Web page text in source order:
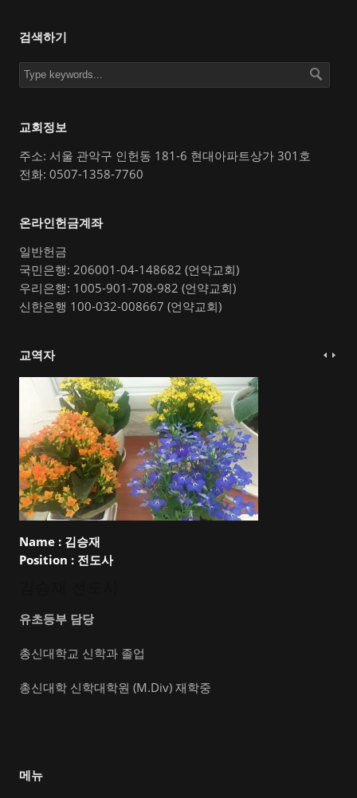
검색하기
교회정보
주소: 서울 관악구 인헌동 181-6 현대아파트상가 301호
전화: 0507-1358-7760
온라인헌금계좌
일반헌금
국민은행: 206001-04-148682 (언약교회)
우리은행: 1005-901-708-982 (언약교회)
신한은행 100-032-008667 (언약교회)
교역자
Name : 김승재
Position : 전도사
유초등부 담당
총신대학교 신학과 졸업
총신대학 신학대학원 (M.Div) 재학중
메뉴